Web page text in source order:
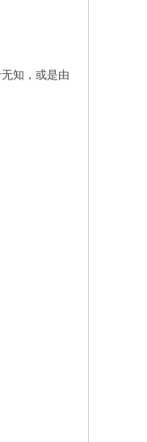
知，或是由